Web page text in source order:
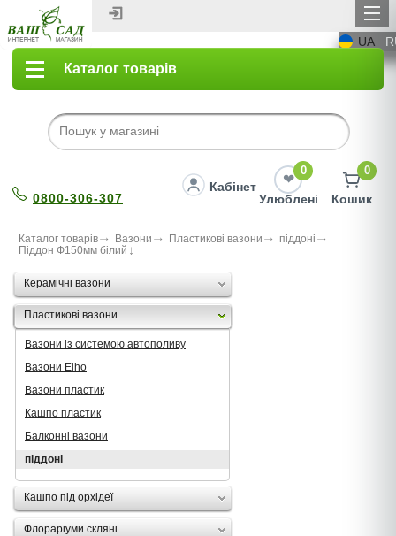
UA
Каталог товарів
0800-306-307
Кабінет
0
Улюблені
0
Кошик
Каталог товарів Вазони Пластикові вазони
піддоні
Піддон Ф150мм білий
Керамічні вазони
Пластикові вазони
Вазони із системою автополиву
Вазони Elho
Вазони пластик
Кашпо пластик
Балконні вазони
піддоні
Кашпо під орхідеї
Флораріуми скляні